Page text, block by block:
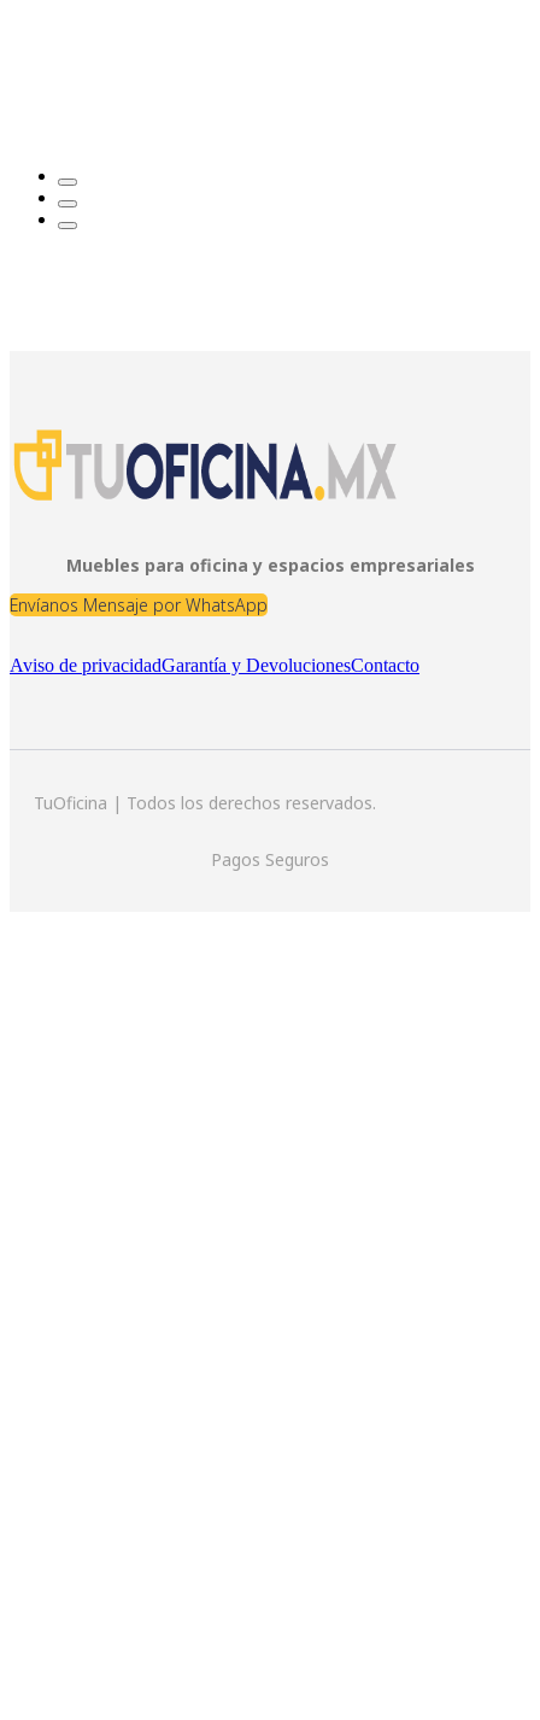
Muebles para oficina y espacios empresariales
Envíanos Mensaje por WhatsApp
Aviso de privacidadGarantía y DevolucionesContacto
TuOficina | Todos los derechos reservados.
Pagos Seguros